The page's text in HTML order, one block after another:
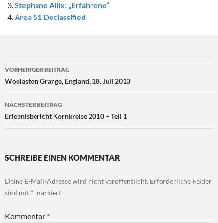
Stephane Allix: „Erfahrene“
Area 51 Declassified
Beitragsnavigation
VORHERIGER BEITRAG
Woolaston Grange, England, 18. Juli 2010
NÄCHSTER BEITRAG
Erlebnisbericht Kornkreise 2010 – Teil 1
SCHREIBE EINEN KOMMENTAR
Deine E-Mail-Adresse wird nicht veröffentlicht. Erforderliche Felder
sind mit * markiert
Kommentar *